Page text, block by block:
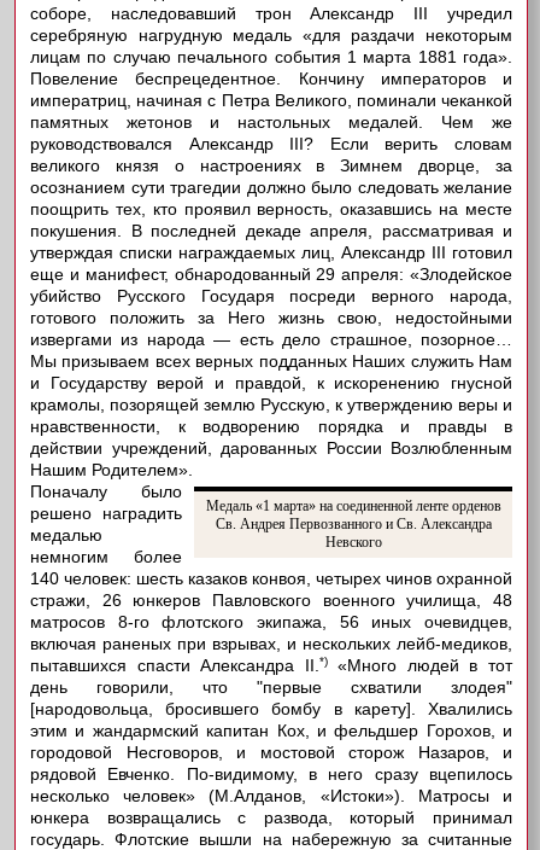
соборе, наследовавший трон Александр III учредил
серебряную нагрудную медаль «для раздачи некоторым
лицам по случаю печального события 1 марта 1881 года».
Повеление беспрецедентное. Кончину императоров и
императриц, начиная с Петра Великого, поминали чеканкой
памятных жетонов и настольных медалей. Чем же
руководствовался Александр III? Если верить словам
великого князя о настроениях в Зимнем дворце, за
осознанием сути трагедии должно было следовать желание
поощрить тех, кто проявил верность, оказавшись на месте
покушения. В последней декаде апреля, рассматривая и
утверждая списки награждаемых лиц, Александр III готовил
еще и манифест, обнародованный 29 апреля: «Злодейское
убийство Русского Государя посреди верного народа,
готового положить за Него жизнь свою, недостойными
извергами из народа — есть дело страшное, позорное…
Мы призываем всех верных подданных Наших служить Нам
и Государству верой и правдой, к искоренению гнусной
крамолы, позорящей землю Русскую, к утверждению веры и
нравственности, к водворению порядка и правды в
действии учреждений, дарованных России Возлюбленным
Нашим Родителем».
Медаль «1 марта» на соединенной ленте орденов
Св. Андрея Первозванного и Св. Александра
Невского
Поначалу было
решено наградить
медалью
немногим более
140 человек: шесть казаков конвоя, четырех чинов охранной
стражи, 26 юнкеров Павловского военного училища, 48
матросов 8-го флотского экипажа, 56 иных очевидцев,
включая раненых при взрывах, и нескольких лейб-медиков,
пытавшихся спасти Александра II. *)«Много людей в тот
день говорили, что "первые схватили злодея"
[народовольца, бросившего бомбу в карету]. Хвалились
этим и жандармский капитан Кох, и фельдшер Горохов, и
городовой Несговоров, и мостовой сторож Назаров, и
рядовой Евченко. По-видимому, в него сразу вцепилось
несколько человек» (М.Алданов, «Истоки»). Матросы и
юнкера возвращались с развода, который принимал
государь. Флотские вышли на набережную за считанные